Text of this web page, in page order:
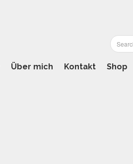
Über mich Kontakt Shop